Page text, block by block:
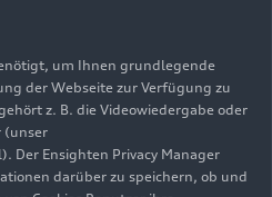
Partner FAW und SAIC
2026 in Peking ihre
um Ihnen grundlegende
der Webseite zur Verfügung zu
z. B. die Videowiedergabe oder
(unser
Der Ensighten Privacy Manager
darüber zu speichern, ob und